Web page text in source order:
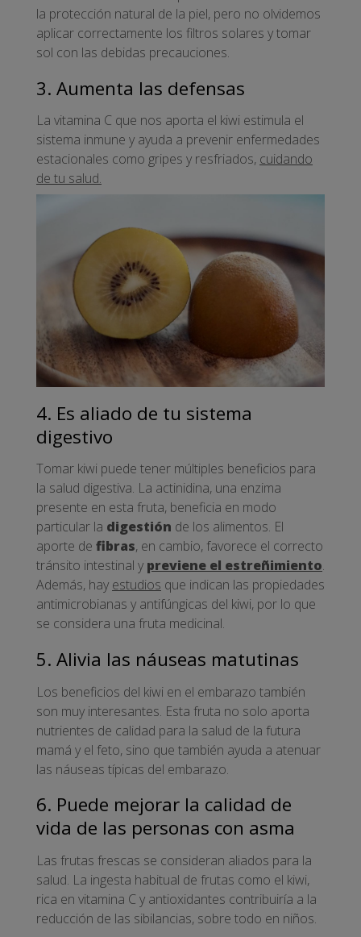
la protección natural de la piel, pero no olvidemos
aplicar correctamente los filtros solares y tomar
sol con las debidas precauciones.
3. Aumenta las defensas
La vitamina C que nos aporta el kiwi estimula el
sistema inmune y ayuda a prevenir enfermedades
estacionales como gripes y resfriados, cuidando
de tu salud.
4. Es aliado de tu sistema
digestivo
Tomar kiwi puede tener múltiples beneficios para
la salud digestiva. La actinidina, una enzima
presente en esta fruta, beneficia en modo
particular la digestión de los alimentos. El
aporte de fibras, en cambio, favorece el correcto
tránsito intestinal y previene el estreñimiento.
Además, hay estudios que indican las propiedades
antimicrobianas y antifúngicas del kiwi, por lo que
se considera una fruta medicinal.
5. Alivia las náuseas matutinas
Los beneficios del kiwi en el embarazo también
son muy interesantes. Esta fruta no solo aporta
nutrientes de calidad para la salud de la futura
mamá y el feto, sino que también ayuda a atenuar
las náuseas típicas del embarazo.
6. Puede mejorar la calidad de
vida de las personas con asma
Las frutas frescas se consideran aliados para la
salud. La ingesta habitual de frutas como el kiwi,
rica en vitamina C y antioxidantes contribuiría a la
reducción de las sibilancias, sobre todo en niños.